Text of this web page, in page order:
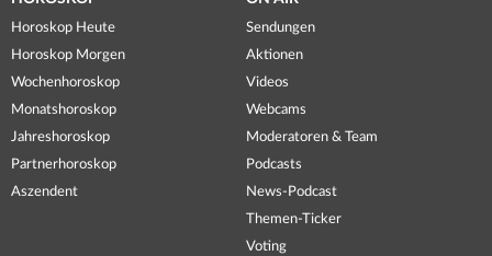
Horoskop Heute
Horoskop Morgen
Wochenhoroskop
Monatshoroskop
Jahreshoroskop
Partnerhoroskop
Aszendent
Sendungen
Aktionen
Videos
Webcams
Moderatoren & Team
Podcasts
News-Podcast
Themen-Ticker
Voting